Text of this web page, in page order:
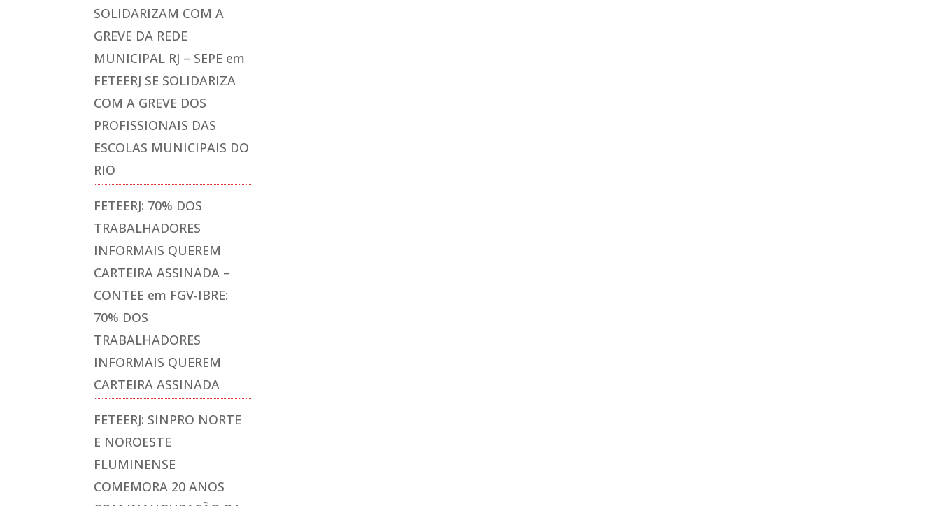
SOLIDARIZAM COM A
GREVE DA REDE
MUNICIPAL RJ – SEPE em
FETEERJ SE SOLIDARIZA
COM A GREVE DOS
PROFISSIONAIS DAS
ESCOLAS MUNICIPAIS DO
RIO
FETEERJ: 70% DOS
TRABALHADORES
INFORMAIS QUEREM
CARTEIRA ASSINADA –
CONTEE em FGV-IBRE:
70% DOS
TRABALHADORES
INFORMAIS QUEREM
CARTEIRA ASSINADA
FETEERJ: SINPRO NORTE
E NOROESTE
FLUMINENSE
COMEMORA 20 ANOS